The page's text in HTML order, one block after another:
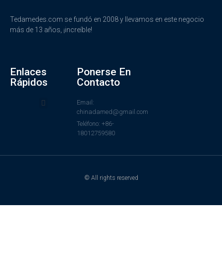
Tedamedes.com se fundó en 2008 y llevamos en este negocio
más de 13 años, ¡increíble!
Enlaces
Rápidos
Ponerse En
Contacto
Email:
chinadamed@gmail.com
Teléfono: +86-
18012759580
© All rights reserved